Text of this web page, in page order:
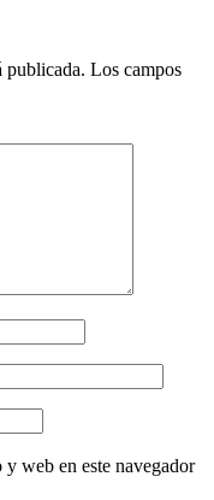
publicada. Los campos
web en este navegador